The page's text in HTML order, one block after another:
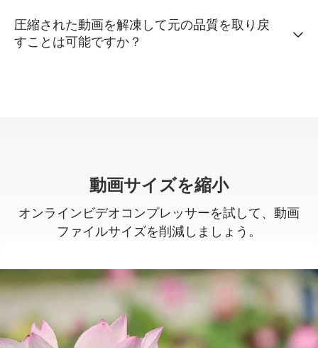
圧縮された動画を解凍して元の品質を取り戻
すことは可能ですか？
動画サイズを縮小
オンラインビデオコンプレッサーを試して、動画
ファイルサイズを削減しましょう。